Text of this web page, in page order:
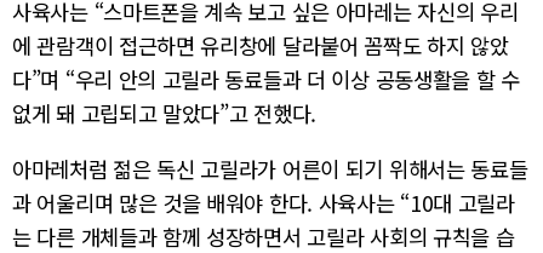
사육사는 “스마트폰을 계속 보고 싶은 아마레는 자신의 우리
에 관람객이 접근하면 유리창에 달라붙어 꼼짝도 하지 않았
다”며 “우리 안의 고릴라 동료들과 더 이상 공동생활을 할 수
없게 돼 고립되고 말았다”고 전했다.
아마레처럼 젊은 독신 고릴라가 어른이 되기 위해서는 동료들
과 어울리며 많은 것을 배워야 한다. 사육사는 “10대 고릴라
는 다른 개체들과 함께 성장하면서 고릴라 사회의 규칙을 습